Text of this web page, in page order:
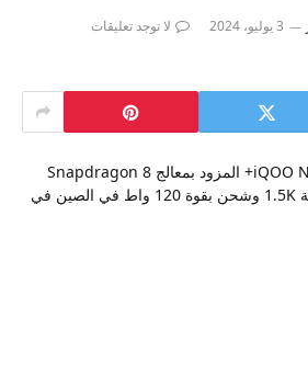
3 يوليو، 2024
لا توجد تعليقات